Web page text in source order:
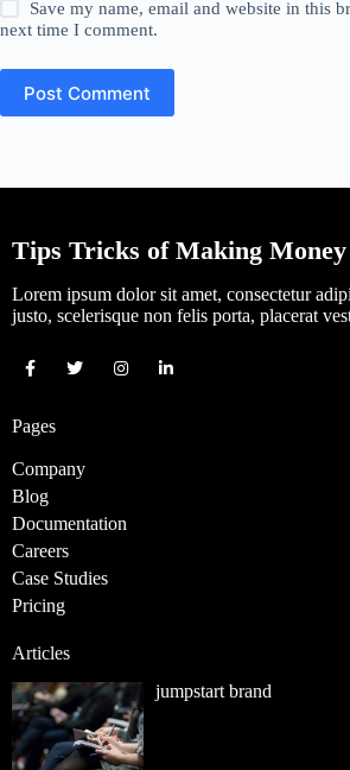
Save my name, email and website in this
next time I comment.
Post Comment
Tips Tricks of Making
Lorem ipsum dolor sit amet, consectetur
justo, scelerisque non felis porta, placerat
Pages
Company
Blog
Documentation
Careers
Case Studies
Pricing
Articles
jumpstart brand